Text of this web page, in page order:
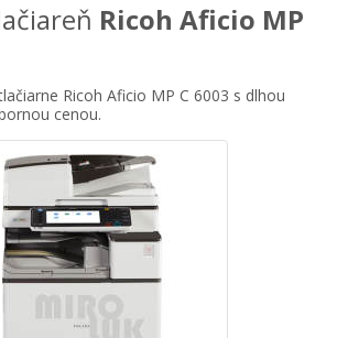
Ricoh Aficio MP
Ricoh Aficio MP C 6003 s dlhou
cenou.